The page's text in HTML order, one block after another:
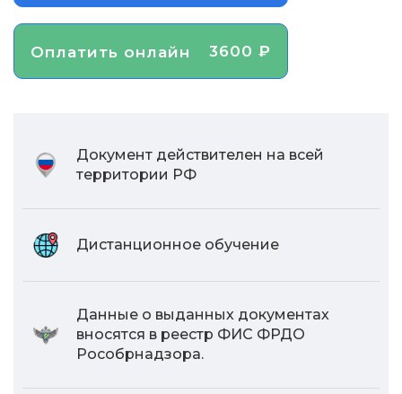
Оплатить онлайн 3600 ₽
Документ действителен на всей
территории РФ
Дистанционное обучение
Данные о выданных документах
вносятся в реестр ФИС ФРДО
Рособрнадзора.